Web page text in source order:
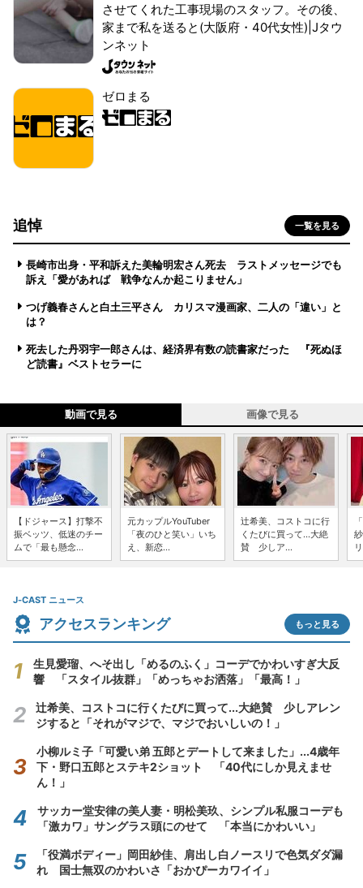
させてくれた工事現場のスタッフ。その後、
家まで私を送ると(大阪府・40代女性)|Jタウ
ンネット
ゼロまる
追悼 一覧を見る
長崎市出身・平和訴えた美輪明宏さん死去 ラストメッセージでも
訴え「愛があれば 戦争なんか起こりません」
つげ義春さんと白土三平さん カリスマ漫画家、二人の「違い」と
は？
死去した丹羽宇一郎さんは、経済界有数の読書家だった 『死ぬほ
ど読書』ベストセラーに
動画で見る 画像で見る
【ドジャース】打撃不
振ベッツ、低迷のチー
ムで「最も懸念...
元カップルYouTuber
「夜のひと笑い」いち
え、新恋...
辻希美、コストコに行
くたびに買って...大絶
賛 少しア...
J-CAST ニュース
アクセスランキング もっと見る
生見愛瑠、へそ出し「めるのふく」コーデでかわいすぎ大反
響 「スタイル抜群」「めっちゃお洒落」「最高！」
辻希美、コストコに行くたびに買って...大絶賛 少しアレン
ジすると「それがマジで、マジでおいしいの！」
小柳ルミ子「可愛い弟 五郎とデートして来ました」...4歳年
下・野口五郎とステキ2ショット 「40代にしか見えませ
ん！」
サッカー堂安律の美人妻・明松美玖、シンプル私服コーデも
「激カワ」サングラス頭にのせて 「本当にかわいい」
「役満ボディー」岡田紗佳、肩出し白ノースリで色気ダダ漏
れ 国士無双のかわいさ「おかぴーカワイイ」